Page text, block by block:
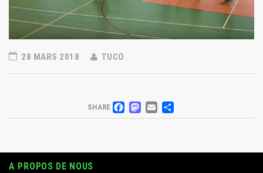
28 MARS 2018 TUCO
SHARE FACEBOOK
MASTODON
EMAIL
PARTAGER
A PROPOS DE NOUS